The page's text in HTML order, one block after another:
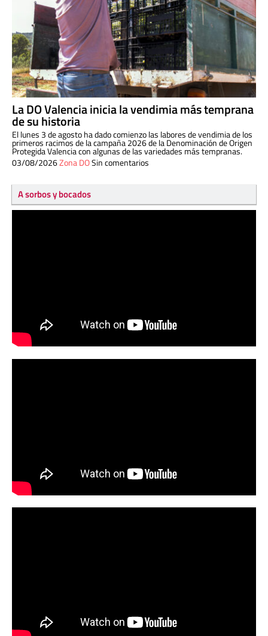
La DO Valencia inicia la vendimia más temprana
de su historia
El lunes 3 de agosto ha dado comienzo las labores de vendimia de los
primeros racimos de la campaña 2026 de la Denominación de Origen
Protegida Valencia con algunas de las variedades más tempranas.
03/08/2026Zona DOSin comentarios
A sorbos y bocados